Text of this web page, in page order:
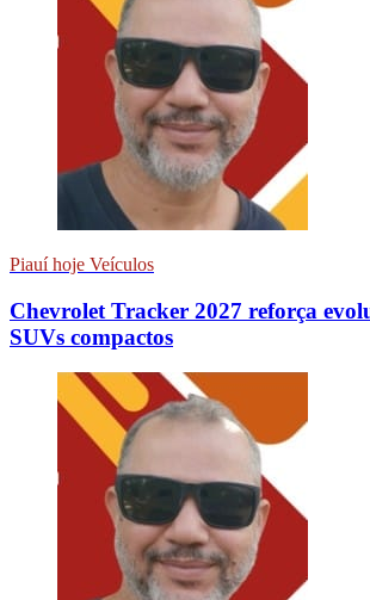
Piauí hoje Veículos
Chevrolet Tracker 2027 reforça
SUVs compactos